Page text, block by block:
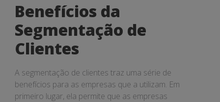
Benefícios da
Segmentação de
Clientes
A segmentação de clientes traz uma série de
benefícios para as empresas que a utilizam. Em
primeiro lugar, ela permite que as empresas